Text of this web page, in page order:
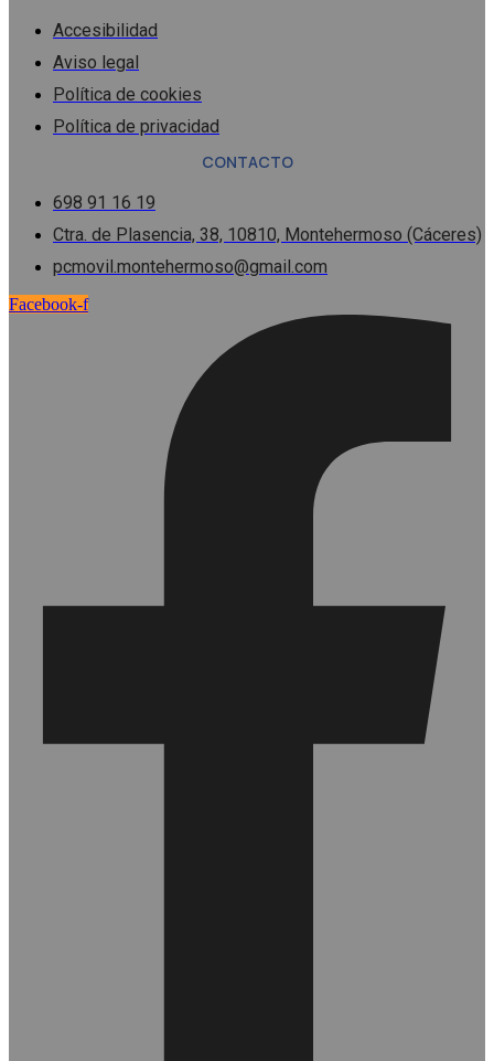
Accesibilidad
Aviso legal
Política de cookies
Política de privacidad
CONTACTO
698 91 16 19
Ctra. de Plasencia, 38, 10810, Montehermoso (Cáceres)
pcmovil.montehermoso@gmail.com
Facebook-f